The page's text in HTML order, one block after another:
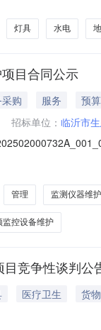
中出现增项、漏项
电、木工、
灯具 水电
目合同公示
购 服务
预
招标单位： 临沂市
司地址：中国（山
管理 监测仪器维护
监控设备维护
竞争性谈判公
医疗卫生
货物